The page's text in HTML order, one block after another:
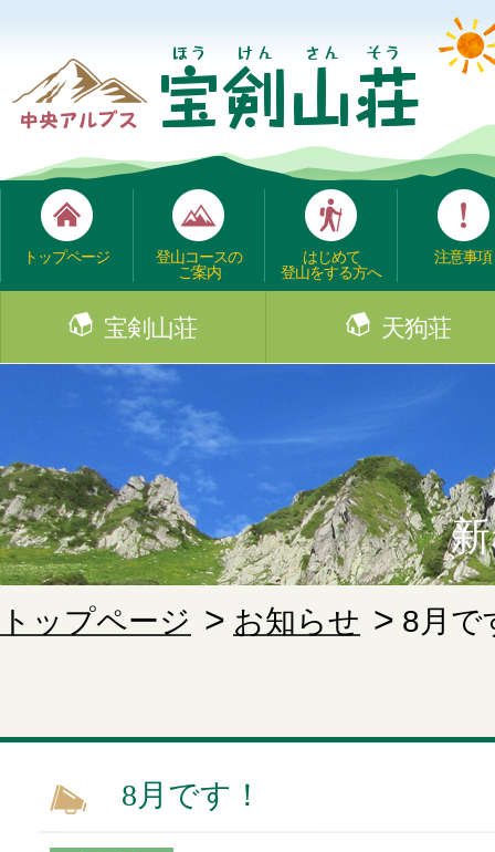
トップページ
登山コースの
ご案内
はじめて
登山をする方へ
注意事項
宝剣山荘 天狗荘
トップページ お知らせ 8月で
8月です！